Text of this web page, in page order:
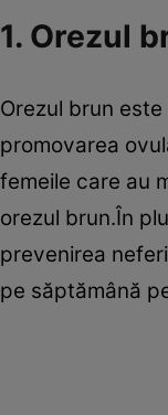
1. Orezul
Orezul brun
promovarea
femeile care au
orezul brun.În
prevenirea
pe săptămână